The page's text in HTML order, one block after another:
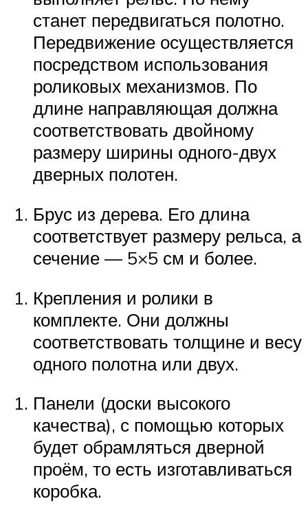
станет передвигаться полотно.
Передвижение осуществляется
посредством использования
роликовых механизмов. По
длине направляющая должна
соответствовать двойному
размеру ширины одного-двух
дверных полотен.
Брус из дерева. Его длина
соответствует размеру рельса, а
сечение — 5×5 см и более.
Крепления и ролики в
комплекте. Они должны
соответствовать толщине и весу
одного полотна или двух.
Панели (доски высокого
качества), с помощью которых
будет обрамляться дверной
проём, то есть изготавливаться
коробка.